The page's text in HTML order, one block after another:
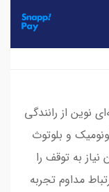
نوین از رانندگی
و بلوتوث
به توقف را
مداوم تجربه